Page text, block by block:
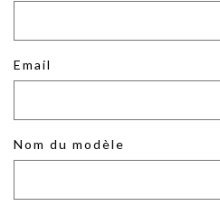
Email
Nom du modèle